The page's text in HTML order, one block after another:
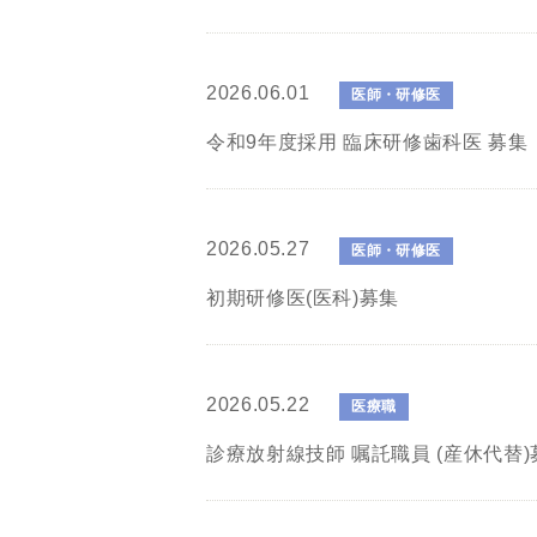
2026.06.01 医師・研修医
令和9年度採用 臨床研修歯科医 募集
2026.05.27 医師・研修医
初期研修医(医科)募集
2026.05.22 医療職
診療放射線技師 嘱託職員 (産休代替)